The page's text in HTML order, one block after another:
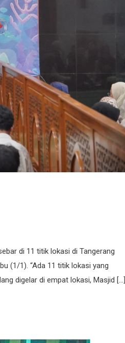
di 11 titik lokasi di Tangerang
(1/1). “Ada 11 titik lokasi yang
digelar di empat lokasi, Masjid […]